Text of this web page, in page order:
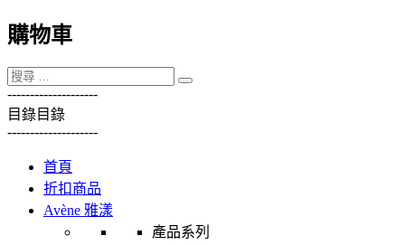
購物車
--------------------
目錄目錄
--------------------
首頁
折扣商品
Avène 雅漾
產品系列